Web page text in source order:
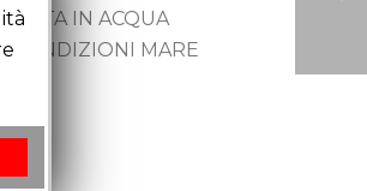
IN ACQUA
CONDIZIONI MARE